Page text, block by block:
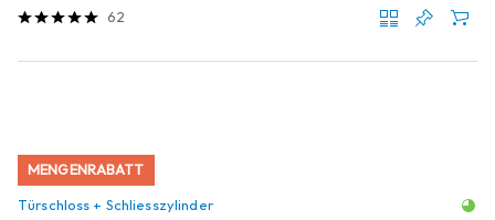
62
MENGENRABATT
Türschloss + Schliesszylinder